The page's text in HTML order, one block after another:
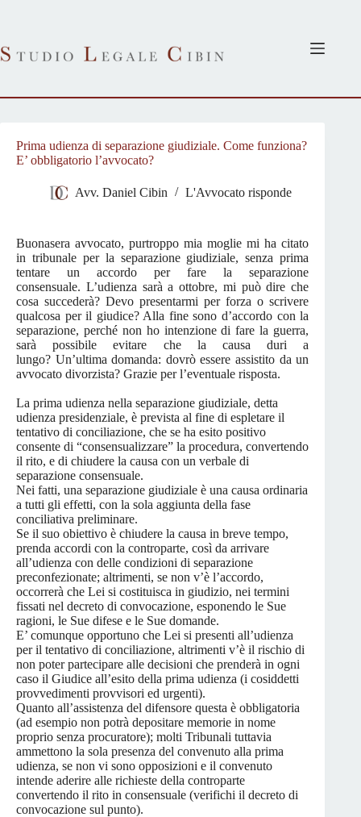
Prima udienza di separazione giudiziale. Come funziona?
E’ obbligatorio l’avvocato?
Avv. Daniel Cibin L'Avvocato risponde
Buonasera avvocato, purtroppo mia moglie mi ha citato
in tribunale per la separazione giudiziale, senza prima
tentare un accordo per fare la separazione
consensuale. L’udienza sarà a ottobre, mi può dire che
cosa succederà? Devo presentarmi per forza o scrivere
qualcosa per il giudice? Alla fine sono d’accordo con la
separazione, perché non ho intenzione di fare la guerra,
sarà possibile evitare che la causa duri a
lungo? Un’ultima domanda: dovrò essere assistito da un
avvocato divorzista? Grazie per l’eventuale risposta.
La prima udienza nella separazione giudiziale, detta
udienza presidenziale, è prevista al fine di espletare il
tentativo di conciliazione, che se ha esito positivo
consente di “consensualizzare” la procedura, convertendo
il rito, e di chiudere la causa con un verbale di
separazione consensuale.
Nei fatti, una separazione giudiziale è una causa ordinaria
a tutti gli effetti, con la sola aggiunta della fase
conciliativa preliminare.
Se il suo obiettivo è chiudere la causa in breve tempo,
prenda accordi con la controparte, così da arrivare
all’udienza con delle condizioni di separazione
preconfezionate; altrimenti, se non v’è l’accordo,
occorrerà che Lei si costituisca in giudizio, nei termini
fissati nel decreto di convocazione, esponendo le Sue
ragioni, le Sue difese e le Sue domande.
E’ comunque opportuno che Lei si presenti all’udienza
per il tentativo di conciliazione, altrimenti v’è il rischio di
non poter partecipare alle decisioni che prenderà in ogni
caso il Giudice all’esito della prima udienza (i cosiddetti
provvedimenti provvisori ed urgenti).
Quanto all’assistenza del difensore questa è obbligatoria
(ad esempio non potrà depositare memorie in nome
proprio senza procuratore); molti Tribunali tuttavia
ammettono la sola presenza del convenuto alla prima
udienza, se non vi sono opposizioni e il convenuto
intende aderire alle richieste della controparte
convertendo il rito in consensuale (verifichi il decreto di
convocazione sul punto).